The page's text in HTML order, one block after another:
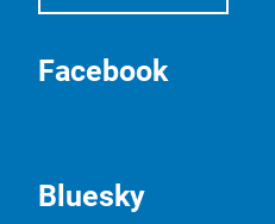
Facebook
Bluesky